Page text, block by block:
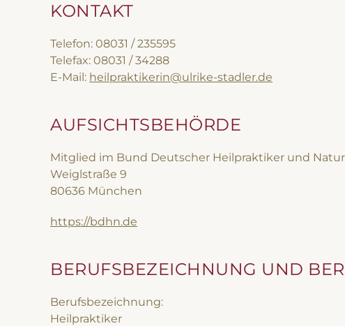
KONTAKT
Telefon: 08031 / 235595
Telefax: 08031 / 34288
E-Mail: heilpraktikerin@ulrike-stadler.de
AUFSICHTSBEHÖRDE
Mitglied im Bund Deutscher Heilpraktiker und
Weiglstraße 9
80636 München
https://bdhn.de
BERUFSBEZEICHNUNG UND
Berufsbezeichnung:
Heilpraktiker